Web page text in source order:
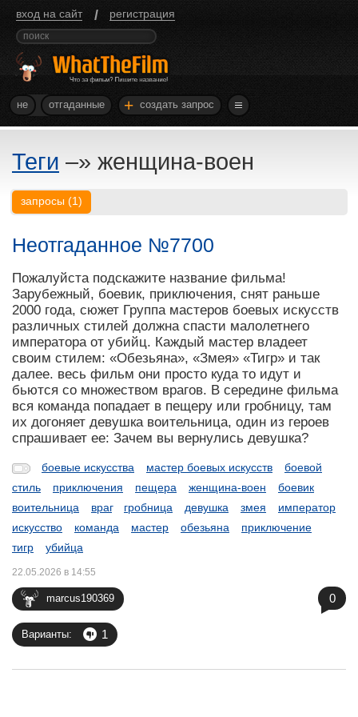
вход на сайт / регистрация
не отгаданные + создать запрос
Теги –» женщина-воен
запросы (1)
Неотгаданное №7700
Пожалуйста подскажите название фильма!
Зарубежный, боевик, приключения, снят раньше
2000 года, сюжет Группа мастеров боевых искусств
различных стилей должна спасти малолетнего
императора от убийц. Каждый мастер владеет
своим стилем: «Обезьяна», «Змея» «Тигр» и так
далее. весь фильм они просто куда то идут и
бьются со множеством врагов. В середине фильма
вся команда попадает в пещеру или гробницу, там
их догоняет девушка воительница, один из героев
спрашивает ее: Зачем вы вернулись девушка?
боевые искусства мастер боевых искусств
боевой
стиль
приключения пещера женщина-воен
боевик
воительница
враг гробница девушка змея
император
искусство
команда мастер обезьяна
приключение
тигр
убийца
marcus190369
22.05.2026 в 14:55
Варианты: 1
0